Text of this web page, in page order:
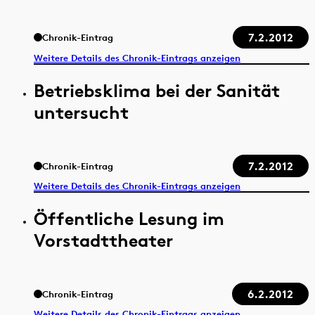
Chronik-Eintrag 7.2.2012
Weitere Details des Chronik-Eintrags anzeigen
Betriebsklima bei der Sanität
untersucht
Chronik-Eintrag 7.2.2012
Weitere Details des Chronik-Eintrags anzeigen
Öffentliche Lesung im
Vorstadttheater
Chronik-Eintrag 6.2.2012